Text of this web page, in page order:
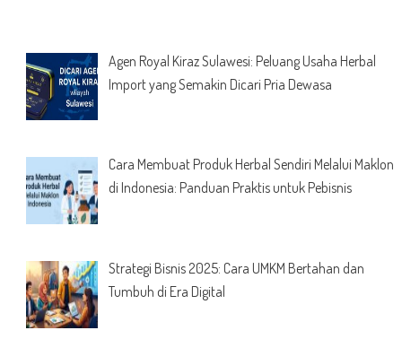
Agen Royal Kiraz Sulawesi: Peluang Usaha Herbal
Import yang Semakin Dicari Pria Dewasa
Cara Membuat Produk Herbal Sendiri Melalui Maklon
di Indonesia: Panduan Praktis untuk Pebisnis
Strategi Bisnis 2025: Cara UMKM Bertahan dan
Tumbuh di Era Digital